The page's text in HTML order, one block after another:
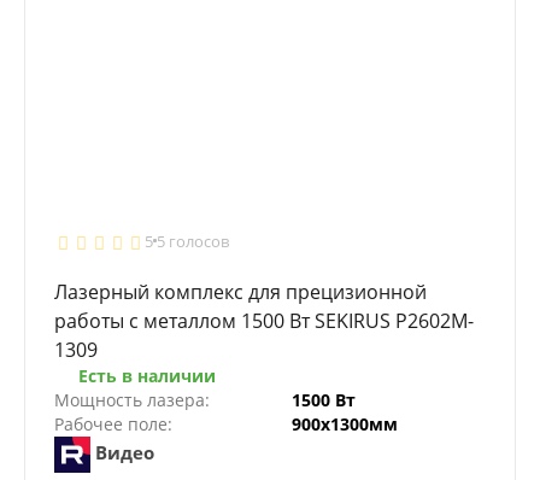
5 5 голосов
Лазерный комплекс для прецизионной
работы с металлом 1500 Вт SEKIRUS P2602M-
1309
Есть в наличии
Мощность лазера:
1500 Вт
Рабочее поле:
900х1300мм
Видео